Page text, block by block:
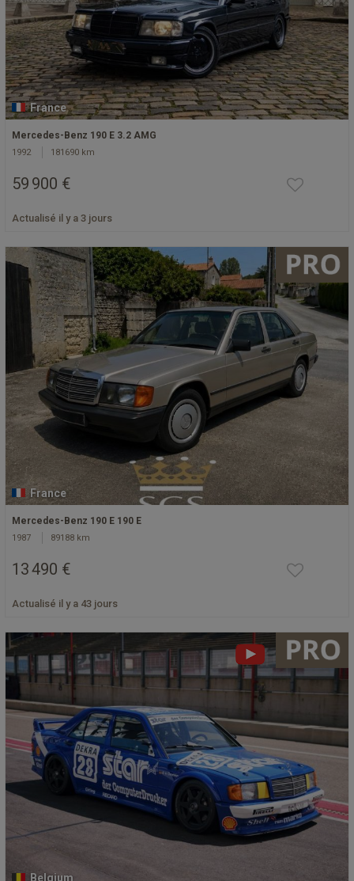
France
Mercedes-Benz 190 E 3.2 AMG
1992 181690 km
59 900 €
Actualisé il y a 3 jours
France
Mercedes-Benz 190 E 190 E
1987 89188 km
13 490 €
Actualisé il y a 43 jours
Belgium